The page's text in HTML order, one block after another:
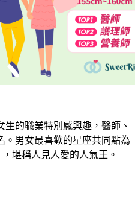
的職業特別感興趣，醫師、
。男女最喜歡的星座共同點為
堪稱人見人愛的人氣王。